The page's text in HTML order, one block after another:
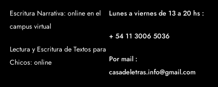
Escritura Narrativa: online en el
campus virtual
Lectura y Escritura de Textos para
Chicos: online
Lunes a viernes de 13 a 20 hs :
+ 54 11 3006 5036
Por mail :
casadeletras.info@gmail.com